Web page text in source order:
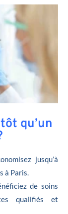
qu’un
jusqu’à
à Paris.
de soins
qualifiés et